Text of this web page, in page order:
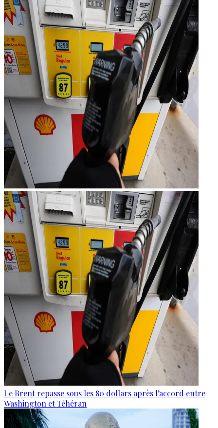
Le Brent repasse sous les 80 dollars après l’accord entre
Washington et Téhéran